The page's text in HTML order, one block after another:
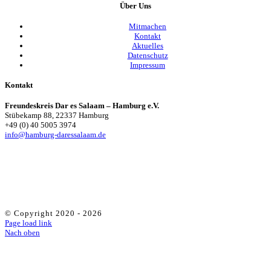
Über Uns
Mitmachen
Kontakt
Aktuelles
Datenschutz
Impressum
Kontakt
Freundeskreis Dar es Salaam – Hamburg e.V.
Stübekamp 88, 22337 Hamburg
+49 (0) 40 5005 3974
info@hamburg-daressalaam.de
© Copyright 2020 - 2026
Page load link
Nach oben